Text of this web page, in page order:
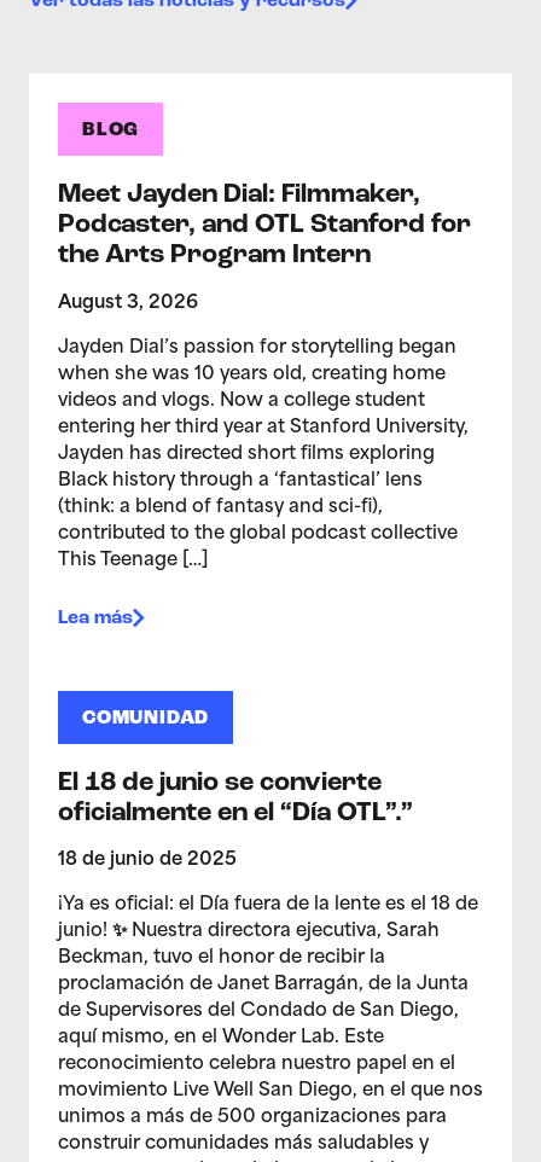
BLOG
Meet Jayden Dial: Filmmaker,
Podcaster, and OTL Stanford for
the Arts Program Intern
August 3, 2026
Jayden Dial’s passion for storytelling began
when she was 10 years old, creating home
videos and vlogs. Now a college student
entering her third year at Stanford University,
Jayden has directed short films exploring
Black history through a ‘fantastical’ lens
(think: a blend of fantasy and sci-fi),
contributed to the global podcast collective
This Teenage […]
Lea más
COMUNIDAD
El 18 de junio se convierte
oficialmente en el “Día OTL”.”
18 de junio de 2025
¡Ya es oficial: el Día fuera de la lente es el 18 de
junio! ✨ Nuestra directora ejecutiva, Sarah
Beckman, tuvo el honor de recibir la
proclamación de Janet Barragán, de la Junta
de Supervisores del Condado de San Diego,
aquí mismo, en el Wonder Lab. Este
reconocimiento celebra nuestro papel en el
movimiento Live Well San Diego, en el que nos
unimos a más de 500 organizaciones para
construir comunidades más saludables y